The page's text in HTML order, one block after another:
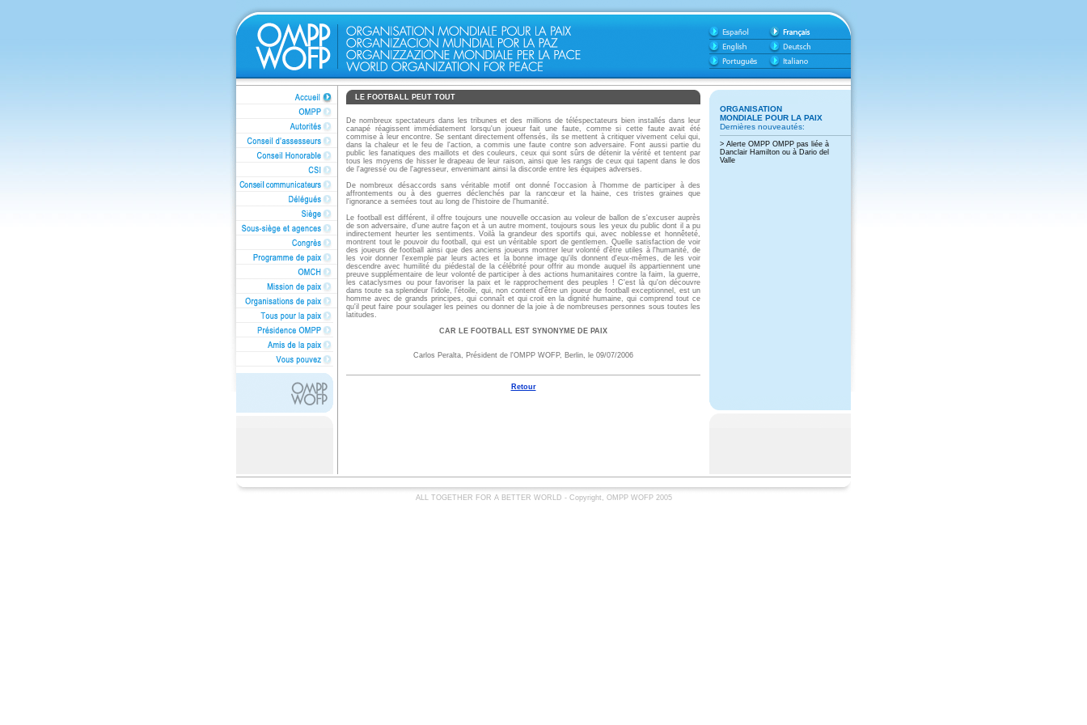
LE FOOTBALL PEUT TOUT
De nombreux spectateurs dans les tribunes et des millions de téléspectateurs bien installés dans leur
canapé réagissent immédiatement lorsqu'un joueur fait une faute, comme si cette faute avait été
commise à leur encontre. Se sentant directement offensés, ils se mettent à critiquer vivement celui qui,
dans la chaleur et le feu de l'action, a commis une faute contre son adversaire. Font aussi partie du
public les fanatiques des maillots et des couleurs, ceux qui sont sûrs de détenir la vérité et tentent par
tous les moyens de hisser le drapeau de leur raison, ainsi que les rangs de ceux qui tapent dans le dos
de l'agressé ou de l'agresseur, envenimant ainsi la discorde entre les équipes adverses.
De nombreux désaccords sans véritable motif ont donné l'occasion à l'homme de participer à des
affrontements ou à des guerres déclenchés par la rancœur et la haine, ces tristes graines que
l'ignorance a semées tout au long de l'histoire de l'humanité.
Le football est différent, il offre toujours une nouvelle occasion au voleur de ballon de s'excuser auprès
de son adversaire, d'une autre façon et à un autre moment, toujours sous les yeux du public dont il a pu
indirectement heurter les sentiments. Voilà la grandeur des sportifs qui, avec noblesse et honnêteté,
montrent tout le pouvoir du football, qui est un véritable sport de gentlemen. Quelle satisfaction de voir
des joueurs de football ainsi que des anciens joueurs montrer leur volonté d'être utiles à l'humanité, de
les voir donner l'exemple par leurs actes et la bonne image qu'ils donnent d'eux-mêmes, de les voir
descendre avec humilité du piédestal de la célébrité pour offrir au monde auquel ils appartiennent une
preuve supplémentaire de leur volonté de participer à des actions humanitaires contre la faim, la guerre,
les cataclysmes ou pour favoriser la paix et le rapprochement des peuples ! C'est là qu'on découvre
dans toute sa splendeur l'idole, l'étoile, qui, non content d'être un joueur de football exceptionnel, est un
homme avec de grands principes, qui connaît et qui croit en la dignité humaine, qui comprend tout ce
qu'il peut faire pour soulager les peines ou donner de la joie à de nombreuses personnes sous toutes les
latitudes.
CAR LE FOOTBALL EST SYNONYME DE PAIX
Carlos Peralta, Président de l'OMPP WOFP, Berlin, le 09/07/2006
Retour
ALL TOGETHER FOR A BETTER WORLD - Copyright, OMPP WOFP 2005